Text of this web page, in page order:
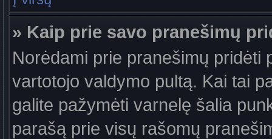
» Kaip prie savo pranešimų
Norėdami prie pranešimų pridėti
vartotojo valdymo pultą. Kai tai
galite pažymėti varnelę šalia
parašą prie visų rašomų